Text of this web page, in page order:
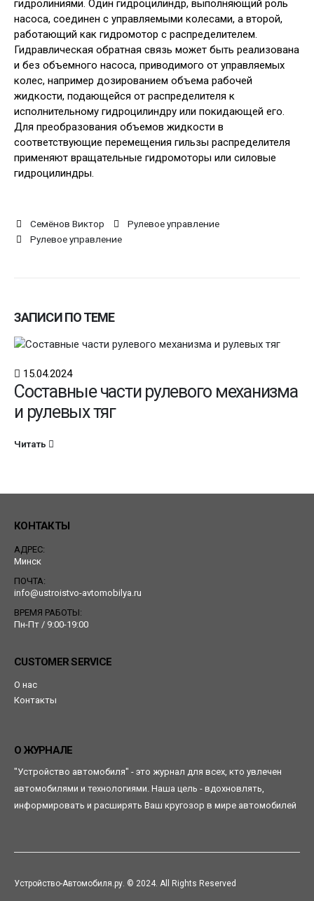
гидролиниями. Один гидроцилиндр, выполняющий роль
насоса, соединен с управляемыми колесами, а второй,
работающий как гидромотор с распределителем.
Гидравлическая обратная связь может быть реализована
и без объемного насоса, приводимого от управляемых
колес, например дозированием объема рабочей
жидкости, подающейся от распределителя к
исполнительному гидроцилиндру или покидающей его.
Для преобразования объемов жидкости в
соответствующие перемещения гильзы распределителя
применяют вращательные гидромоторы или силовые
гидроцилиндры.
Семёнов Виктор
Рулевое управление
Рулевое управление
ЗАПИСИ ПО ТЕМЕ
15.04.2024
Составные части рулевого механизма
и рулевых тяг
Читать
КОНТАКТЫ
АДРЕС:
Минск
ПОЧТА:
info@ustroistvo-avtomobilya.ru
ВРЕМЯ РАБОТЫ:
Пн-Пт / 9:00-19:00
CUSTOMER SERVICE
О нас
Контакты
О ЖУРНАЛЕ
"Устройство автомобиля" - это журнал для всех, кто увлечен
автомобилями и технологиями. Наша цель - вдохновлять,
информировать и расширять Ваш кругозор в мире автомобилей
Устройство-Автомобиля.ру. © 2024. All Rights Reserved